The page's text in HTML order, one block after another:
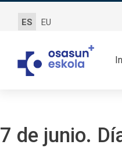
ES EU
7 de junio.